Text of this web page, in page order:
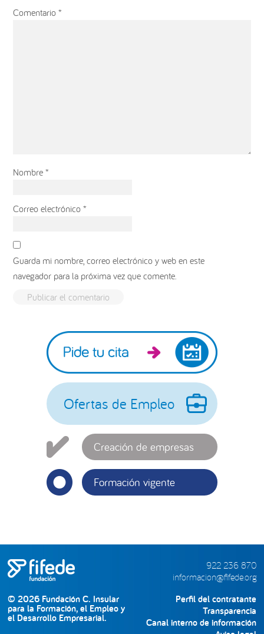
Comentario*
Nombre*
Correo electrónico*
Guarda mi nombre, correo electrónico y web en este
navegador para la próxima vez que comente.
Barra
lateral
principal
Ofertas de Empleo
Creación de empresas
Formación vigente
© 2026 Fundación C. Insular
para la Formación, el Empleo y
el Desarrollo Empresarial.
922 236 870
informacion@fifede.org
Perfil del contratante
Transparencia
Canal interno de información